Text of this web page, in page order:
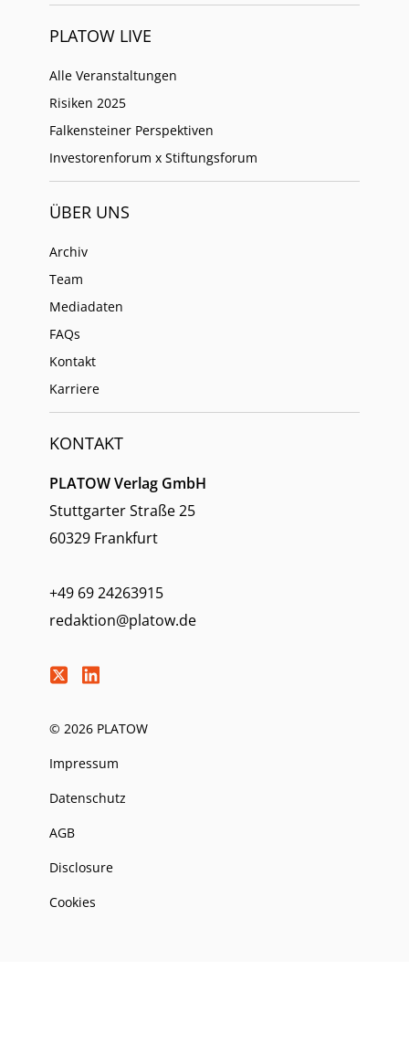
PLATOW LIVE
Alle Veranstaltungen
Risiken 2025
Falkensteiner Perspektiven
Investorenforum x Stiftungsforum
ÜBER UNS
Archiv
Team
Mediadaten
FAQs
Kontakt
Karriere
KONTAKT
PLATOW Verlag GmbH
Stuttgarter Straße 25
60329 Frankfurt
+49 69 24263915
redaktion@platow.de
© 2026 PLATOW
Impressum
Datenschutz
AGB
Disclosure
Cookies